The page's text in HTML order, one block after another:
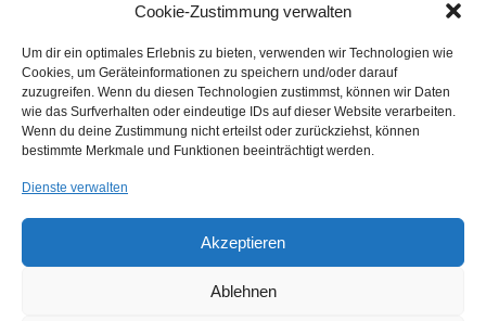
Cookie-Zustimmung verwalten
Um dir ein optimales Erlebnis zu bieten, verwenden wir Technologien wie
Cookies, um Geräteinformationen zu speichern und/oder darauf
zuzugreifen. Wenn du diesen Technologien zustimmst, können wir Daten
wie das Surfverhalten oder eindeutige IDs auf dieser Website verarbeiten.
Wenn du deine Zustimmung nicht erteilst oder zurückziehst, können
bestimmte Merkmale und Funktionen beeinträchtigt werden.
Dienste verwalten
Akzeptieren
Ablehnen